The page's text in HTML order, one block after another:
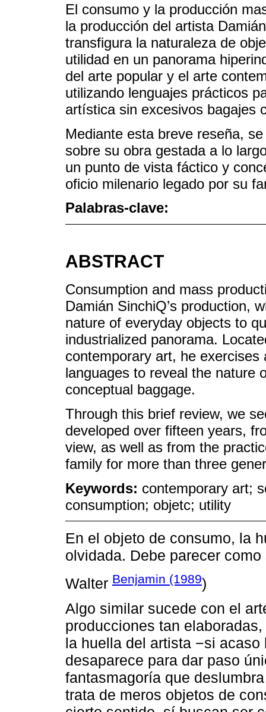
El consumo y la producción
la producción del artista
transfigura la naturaleza de
utilidad en un panorama
del arte popular y el arte
utilizando lenguajes prácticos
artística sin excesivos bagajes
Mediante esta breve reseña,
sobre su obra gestada a lo
un punto de vista fáctico y
oficio milenario legado por su
Palabras-clave:
ABSTRACT
Consumption and mass
Damián SinchiQ’s production,
nature of everyday objects to
industrialized panorama.
contemporary art, he
languages to reveal the nature
conceptual baggage.
Through this brief review, we
developed over fifteen years,
view, as well as from the
family for more than three
Keywords: contemporary art;
consumption; objetc; utility
En el objeto de consumo, la
olvidada. Debe parecer
Walter Benjamin (1989)
Algo similar sucede con el
producciones tan
la huella del artista −si
desaparece para dar paso
fantasmagoría que
trata de meros objetos de